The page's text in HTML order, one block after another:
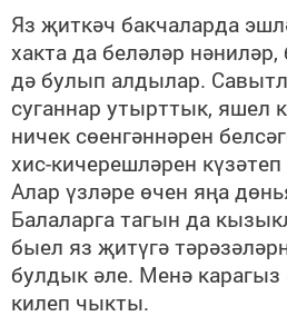
Яз җиткәч бакчаларда
хакта да беләләр
дә булып алдылар.
суганнар утырттык, яшел
ничек сөенгәннәрен
хис-кичерешләрен
Алар үзләре өчен яңа
Балаларга тагын да
быел яз җитүгә
булдык әле. Менә карагыз
килеп чыкты.